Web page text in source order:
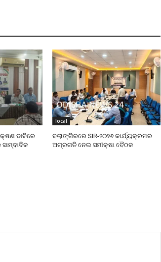
ଦାବିରେ
local
ବଲାଙ୍ଗିରରେ SIR-୨୦୨୬ କାର୍ଯ୍ୟକ୍ରମର
ଅଗ୍ରଗତି ନେଇ ସମୀକ୍ଷା ବୈଠକ